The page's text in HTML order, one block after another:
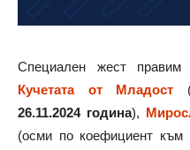
Специален жест
Кучетата от Младост
26.11.2024 година),
(осми по коефициент към